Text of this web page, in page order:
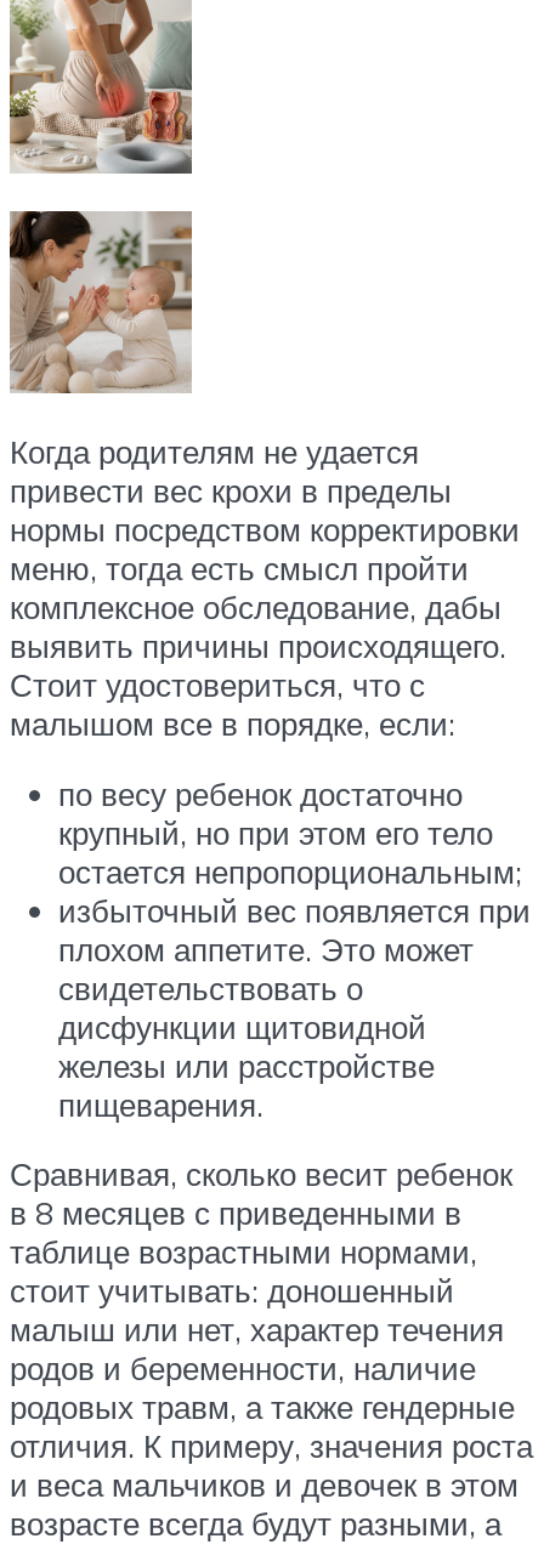
Когда родителям не удается
привести вес крохи в пределы
нормы посредством корректировки
меню, тогда есть смысл пройти
комплексное обследование, дабы
выявить причины происходящего.
Стоит удостовериться, что с
малышом все в порядке, если:
по весу ребенок достаточно
крупный, но при этом его тело
остается непропорциональным;
избыточный вес появляется при
плохом аппетите. Это может
свидетельствовать о
дисфункции щитовидной
железы или расстройстве
пищеварения.
Сравнивая, сколько весит ребенок
в 8 месяцев с приведенными в
таблице возрастными нормами,
стоит учитывать: доношенный
малыш или нет, характер течения
родов и беременности, наличие
родовых травм, а также гендерные
отличия. К примеру, значения роста
и веса мальчиков и девочек в этом
возрасте всегда будут разными, а